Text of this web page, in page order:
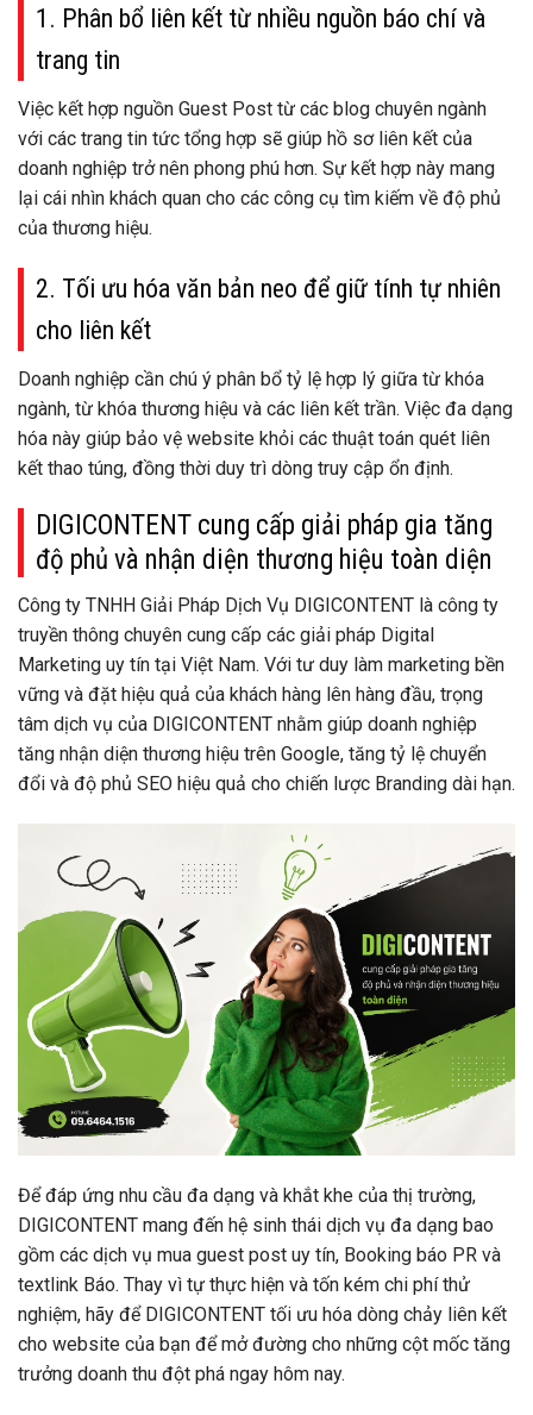
1. Phân bổ liên kết từ nhiều nguồn báo chí và
trang tin
Việc kết hợp nguồn Guest Post từ các blog chuyên ngành
với các trang tin tức tổng hợp sẽ giúp hồ sơ liên kết của
doanh nghiệp trở nên phong phú hơn. Sự kết hợp này mang
lại cái nhìn khách quan cho các công cụ tìm kiếm về độ phủ
của thương hiệu.
2. Tối ưu hóa văn bản neo để giữ tính tự nhiên
cho liên kết
Doanh nghiệp cần chú ý phân bổ tỷ lệ hợp lý giữa từ khóa
ngành, từ khóa thương hiệu và các liên kết trần. Việc đa dạng
hóa này giúp bảo vệ website khỏi các thuật toán quét liên
kết thao túng, đồng thời duy trì dòng truy cập ổn định.
DIGICONTENT cung cấp giải pháp gia tăng
độ phủ và nhận diện thương hiệu toàn diện
Công ty TNHH Giải Pháp Dịch Vụ DIGICONTENT là công ty
truyền thông chuyên cung cấp các giải pháp Digital
Marketing uy tín tại Việt Nam. Với tư duy làm marketing bền
vững và đặt hiệu quả của khách hàng lên hàng đầu, trọng
tâm dịch vụ của DIGICONTENT nhằm giúp doanh nghiệp
tăng nhận diện thương hiệu trên Google, tăng tỷ lệ chuyển
đổi và độ phủ SEO hiệu quả cho chiến lược Branding dài hạn.
Để đáp ứng nhu cầu đa dạng và khắt khe của thị trường,
DIGICONTENT mang đến hệ sinh thái dịch vụ đa dạng bao
gồm các dịch vụ mua guest post uy tín, Booking báo PR và
textlink Báo. Thay vì tự thực hiện và tốn kém chi phí thử
nghiệm, hãy để DIGICONTENT tối ưu hóa dòng chảy liên kết
cho website của bạn để mở đường cho những cột mốc tăng
trưởng doanh thu đột phá ngay hôm nay.